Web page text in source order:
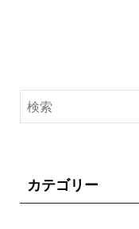
カテゴリー